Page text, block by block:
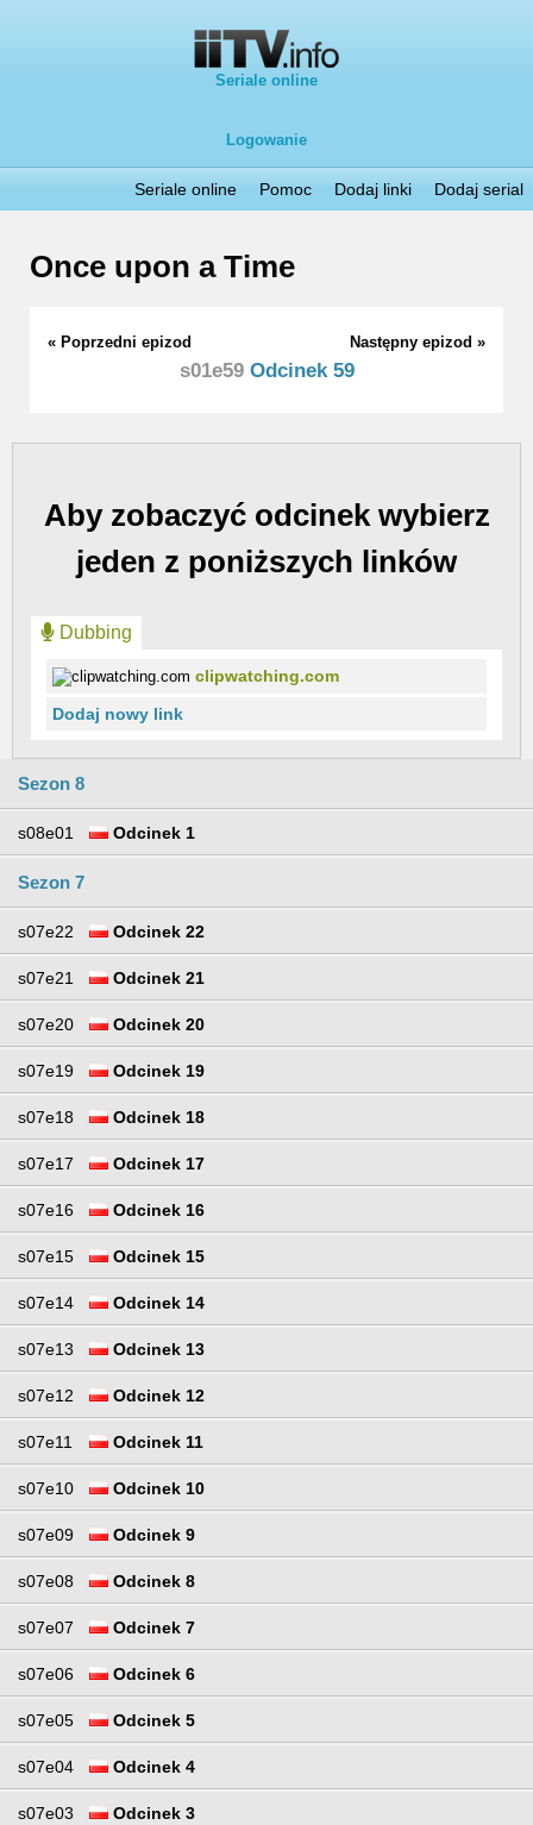
Seriale online
Logowanie
Seriale online Pomoc Dodaj linki Dodaj serial
Once upon a Time
« Poprzedni epizod Następny epizod »
s01e59Odcinek 59
Aby zobaczyć odcinek wybierz
jeden z poniższych linków
Dubbing
clipwatching.com
Dodaj nowy link
Sezon 8
s08e01 Odcinek 1
Sezon 7
s07e22 Odcinek 22
s07e21 Odcinek 21
s07e20 Odcinek 20
s07e19 Odcinek 19
s07e18 Odcinek 18
s07e17 Odcinek 17
s07e16 Odcinek 16
s07e15 Odcinek 15
s07e14 Odcinek 14
s07e13 Odcinek 13
s07e12 Odcinek 12
s07e11 Odcinek 11
s07e10 Odcinek 10
s07e09 Odcinek 9
s07e08 Odcinek 8
s07e07 Odcinek 7
s07e06 Odcinek 6
s07e05 Odcinek 5
s07e04 Odcinek 4
s07e03 Odcinek 3